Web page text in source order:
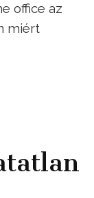
office az
miért